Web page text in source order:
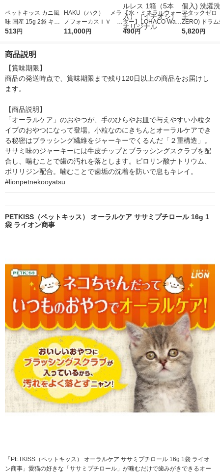
ペットキッス カニ風
味 国産 15g 2袋 キャ
ットフード おやつ オ
513円
HAKU（ハク） メラ
ノフォーカスＩＶ 4
5ｇ 資生堂 おまけ
11,000円
【水・ミネラルウォー
ター】LOHACO Wate
r（ロハコウォータ
490円
アタックゼロ
ZERO) ドラ
詰め替え メガ
5,820円
商品説明
【賞味期限】
商品の発送時点で、賞味期限まで残り120日以上の商品をお届けし
ます。
【商品説明】
「オーラルケア」のおやつが、手のひらやお皿で与えやすい小粒タ
イプのおやつになって登場。小粒なのにきちんとオーラルケアでき
る秘密はブラッシング繊維をジャーキーでくるんだ「２重構造」。
ササミ味のジャーキーには牛皮チップとブラッシングスクラブを配
合し、噛むことで歯の汚れを落とします。ピロリン酸ナトリウム、
ポリリジン配合。噛むことで歯垢の沈着を防いで息もキレイ。
#lionpetnekooyatsu
PETKISS（ペットキッス） オーラルケア ササミプチロール 16g 1
袋 ライオン商事
「PETKISS（ペットキッス） オーラルケア ササミプチロール 16g 1袋 ライオ
ン商事」愛猫の好きな「ササミプチロール」が噛むだけで歯みがきできるオー